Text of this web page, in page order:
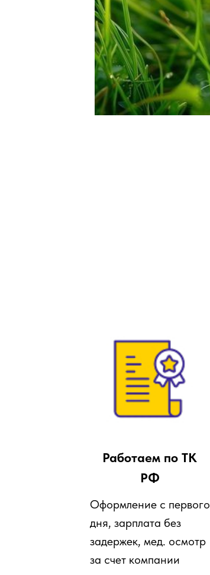
Работаем по ТК
РФ
Оформление с первого
дня, зарплата без
задержек, мед. осмотр
за счет компании